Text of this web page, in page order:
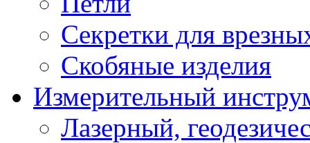
Секретки для
Скобяные изделия
Измерительный
Лазерный,